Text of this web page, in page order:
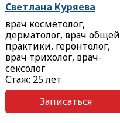
Светлана Куряева
врач косметолог,
дерматолог, врач общей
практики, геронтолог,
врач трихолог, врач-
сексолог
Стаж: 25 лет
Записаться